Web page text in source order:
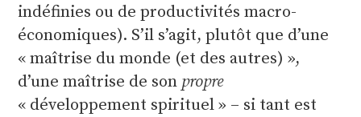
indéfinies ou de productivités macro-
économiques). S’il s’agit, plutôt que d’une
« maîtrise du monde (et des autres) »,
d’une maîtrise de son propre
« développement spirituel » – si tant est